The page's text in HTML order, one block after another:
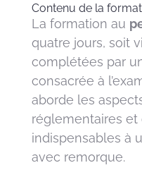
Contenu de la
La formation au
quatre jours, soit
complétées par
consacrée à
aborde les
réglementaires
indispensables à
avec remorque.